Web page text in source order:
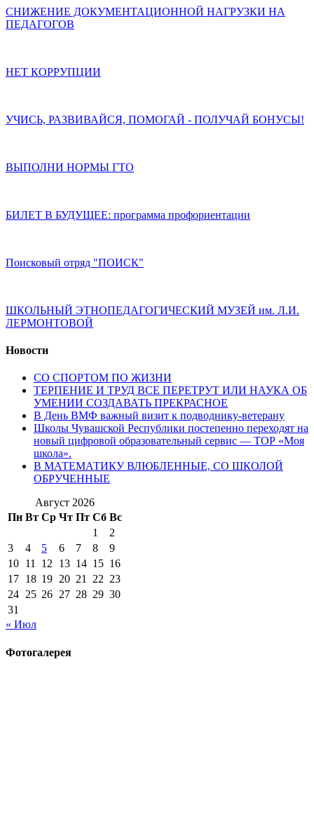
СНИЖЕНИЕ ДОКУМЕНТАЦИОННОЙ НАГРУЗКИ НА
ПЕДАГОГОВ
НЕТ КОРРУПЦИИ
УЧИСЬ, РАЗВИВАЙСЯ, ПОМОГАЙ - ПОЛУЧАЙ БОНУСЫ!
ВЫПОЛНИ НОРМЫ ГТО
БИЛЕТ В БУДУЩЕЕ: программа профориентации
Поисковый отряд "ПОИСК"
ШКОЛЬНЫЙ ЭТНОПЕДАГОГИЧЕСКИЙ МУЗЕЙ им. Л.И.
ЛЕРМОНТОВОЙ
Новости
СО СПОРТОМ ПО ЖИЗНИ
ТЕРПЕНИЕ И ТРУД ВСЕ ПЕРЕТРУТ ИЛИ НАУКА ОБ
УМЕНИИ СОЗДАВАТЬ ПРЕКРАСНОЕ
В День ВМФ важный визит к подводнику-ветерану
Школы Чувашской Республики постепенно переходят на
новый цифровой образовательный сервис — ТОР «Моя
школа».
В МАТЕМАТИКУ ВЛЮБЛЕННЫЕ, СО ШКОЛОЙ
ОБРУЧЕННЫЕ
Август 2026
Пн Вт Ср Чт Пт Сб Вс
1
2
3
4 5 6 7 8
9
10 11 12 13 14 15 16
17 18 19 20 21 22 23
24 25 26 27 28 29 30
31
« Июл
Фотогалерея